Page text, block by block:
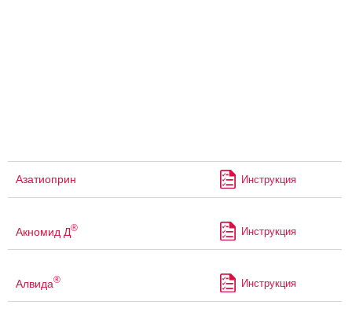
Азатиоприн Инструкция
Акномид Д® Инструкция
Алвида® Инструкция